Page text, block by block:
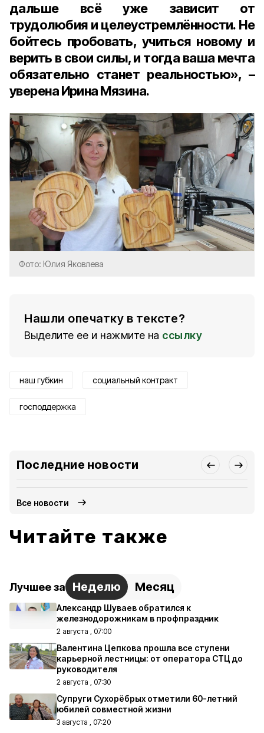
дальше всё уже зависит от
трудолюбия и целеустремлённости. Не
бойтесь пробовать, учиться новому и
верить в свои силы, и тогда ваша мечта
обязательно станет реальностью», –
уверена Ирина Мязина.
Фото: Юлия Яковлева
Нашли опечатку в тексте?
Выделите ее и нажмите на ссылку
наш губкин социальный контракт
господдержка
Последние новости
Все новости
Читайте также
Лучшее за Неделю Месяц
Александр Шуваев обратился к
железнодорожникам в профпраздник
2 августа , 07:00
Валентина Цепкова прошла все ступени
карьерной лестницы: от оператора СТЦ до
руководителя
2 августа , 07:30
Супруги Сухорёбрых отметили 60-летний
юбилей совместной жизни
3 августа , 07:20